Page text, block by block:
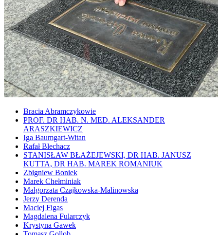
Bracia Abramczykowie
PROF. DR HAB. N. MED. ALEKSANDER
ARASZKIEWICZ
Iga Baumgart-Witan
Rafał Blechacz
STANISŁAW BŁAŻEJEWSKI, DR HAB. JANUSZ
KUTTA, DR HAB. MAREK ROMANIUK
Zbigniew Boniek
Marek Chełminiak
Małgorzata Czajkowska-Malinowska
Jerzy Derenda
Maciej Figas
Magdalena Fularczyk
Krystyna Gawek